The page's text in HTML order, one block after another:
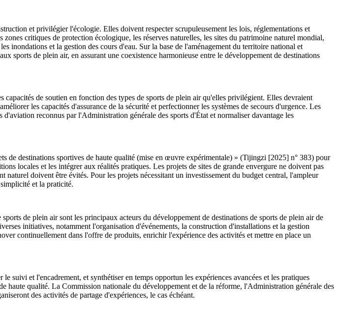
et privilégier l'écologie. Elles doivent respecter scrupuleusement les lois, réglementations et
critiques de protection écologique, les réserves naturelles, les sites du patrimoine naturel mondial,
inondations et la gestion des cours d'eau. Sur la base de l'aménagement du territoire national et
sports de plein air, en assurant une coexistence harmonieuse entre le développement de destinations
de soutien en fonction des types de sports de plein air qu'elles privilégient. Elles devraient
les capacités d'assurance de la sécurité et perfectionner les systèmes de secours d'urgence. Les
reconnus par l'Administration générale des sports d'État et normaliser davantage les
de destinations sportives de haute qualité (mise en œuvre expérimentale) » (Tijingzi [2025] n° 383) pour
locales et les intégrer aux réalités pratiques. Les projets de sites de grande envergure ne doivent pas
doivent être évités. Pour les projets nécessitant un investissement du budget central, l'ampleur
et la praticité.
de plein air sont les principaux acteurs du développement de destinations de sports de plein air de
initiatives, notamment l'organisation d'événements, la construction d'installations et la gestion
continuellement dans l'offre de produits, enrichir l'expérience des activités et mettre en place un
suivi et l'encadrement, et synthétiser en temps opportun les expériences avancées et les pratiques
haute qualité. La Commission nationale du développement et de la réforme, l'Administration générale des
des activités de partage d'expériences, le cas échéant.